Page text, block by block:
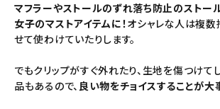
推し活グッズ
掃除グッズ
マフラーやストールのずれ落ち防止のストー
女子のマストアイテムに！オシャレな人は複数
せて使わけていたりします。
でもクリップがすぐ外れたり、生地を傷つけて
品もあるので、 良い物をチョイスすることが大